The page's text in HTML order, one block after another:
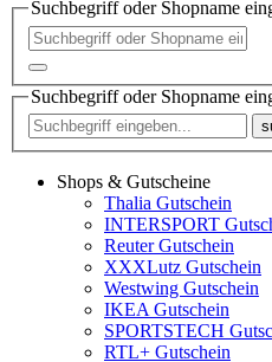
Suchbegriff oder Shopname
Suchbegriff oder Shopname
Shops & Gutscheine
Thalia Gutschein
INTERSPORT
Reuter Gutschein
XXXLutz Gutschein
Westwing Gutschein
IKEA Gutschein
SPORTSTECH
RTL+ Gutschein